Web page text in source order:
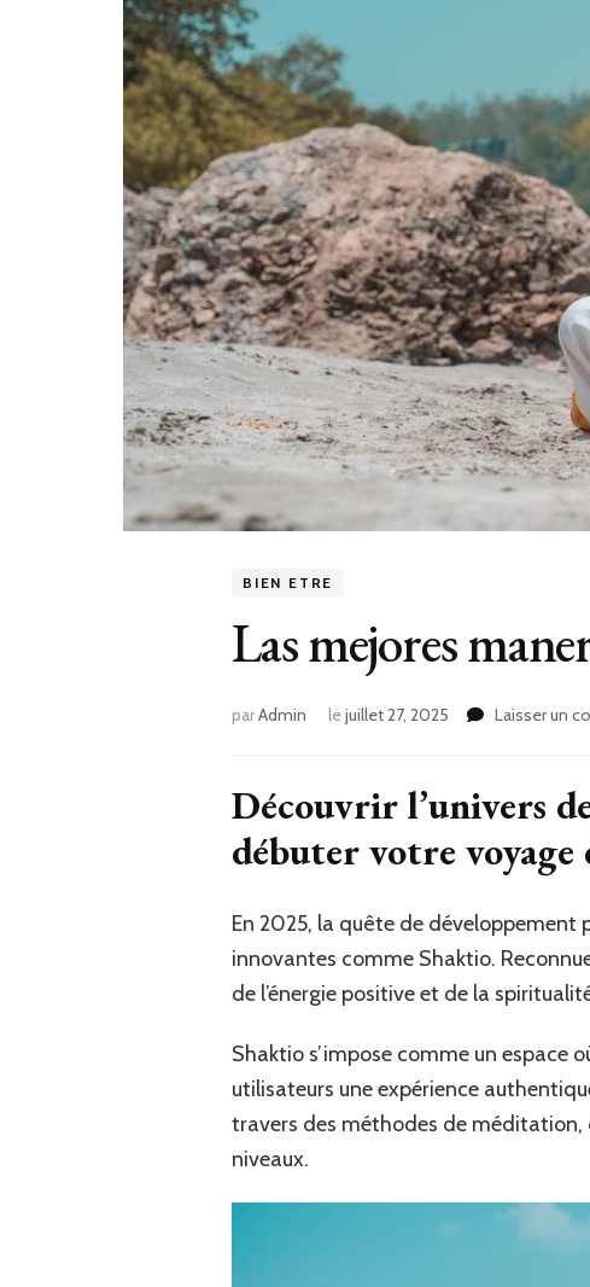
BIEN ETRE
Las mejores
parAdmin lejuillet 27, 2025 Laisser un
Découvrir l’univers
débuter votre voyage
En 2025, la quête de développement
innovantes comme Shaktio.
de l’énergie positive et de la
Shaktio s’impose comme un espace
utilisateurs une expérience
travers des méthodes de méditation,
niveaux.